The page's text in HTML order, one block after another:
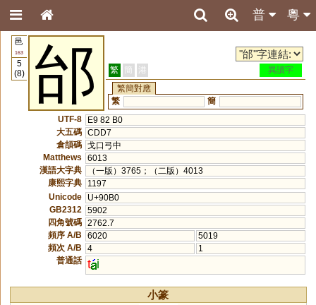
粵
普
邑
163
5
(8)
邰 繁 簡 港
異讀字
繁簡對應
繁
簡
UTF-8
E9 82 B0
大五碼 CDD7
倉頡碼 戈口弓中
Matthews
6013
漢語大字典
（一版）3765；（二版）4013
康熙字典
1197
Unicode
U+90B0
GB2312
5902
四角號碼 2762.7
頻序 A/B
6020
5019
頻次 A/B
4
1
普通話 t i
小篆